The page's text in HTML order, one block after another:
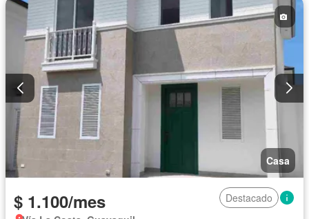
Casa
$ 1.100/mes
Destacado